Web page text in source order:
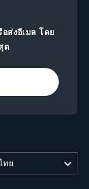
ส่งอีเมล โดย
ด
ทย